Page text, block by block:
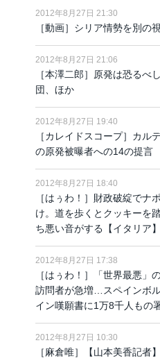
2012年8月27日 21:30
［動画］シリア情勢を別の
2012年8月27日 21:06
［本澤二郎］原発は恐るべ
団、ほか
2012年8月27日 19:40
［カレイドスコープ］カル
の原発被曝者への14の提言
2012年8月27日 18:40
［はぅわ！］財政破綻でナ
け。道を歩くとクッキーを
ち悪い音がする【イタリア】
2012年8月27日 17:38
［はぅわ！］「世界最悪」
訪問者が急増…スペインボ
イン嘆願書に1万8千人もの
2012年8月27日 10:30
［麻倉唯］【山本美香記者